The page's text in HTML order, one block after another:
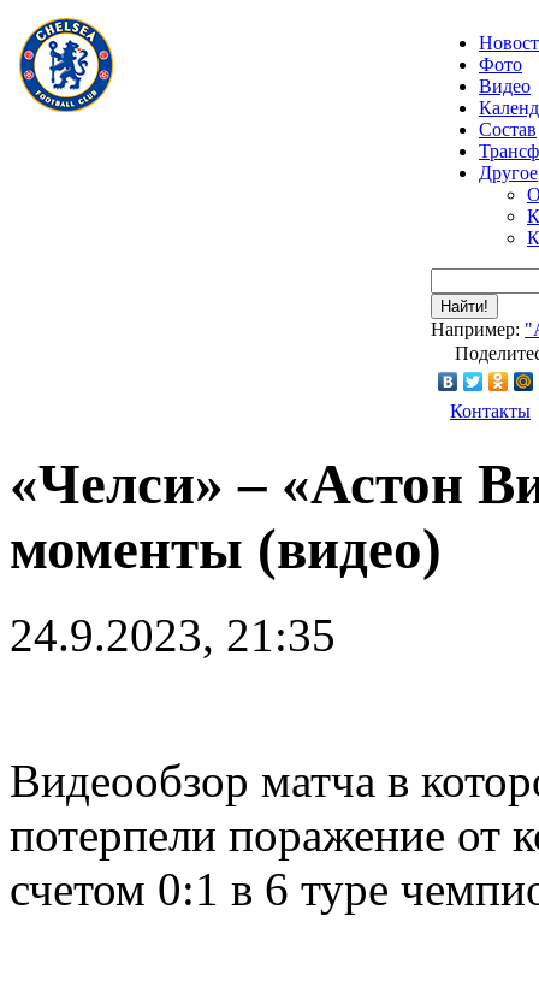
Фото
Видео
Состав
Другое
Найти!
Например:
Контакты
«Челси» – «Астон
моменты (видео)
24.9.2023, 21:35
Видеообзор матча в
потерпели поражение от
счетом 0:1 в 6 туре